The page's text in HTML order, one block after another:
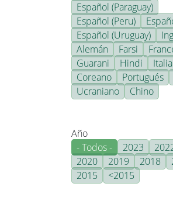
Español (Paraguay)
Español (Peru)
Español (Uruguay)
Alemán
Farsi
Guarani
Hindi
Coreano
Portugués
Ucraniano
Chino
Año
- Todos -
2023
2020
2019 2018
2015
<2015